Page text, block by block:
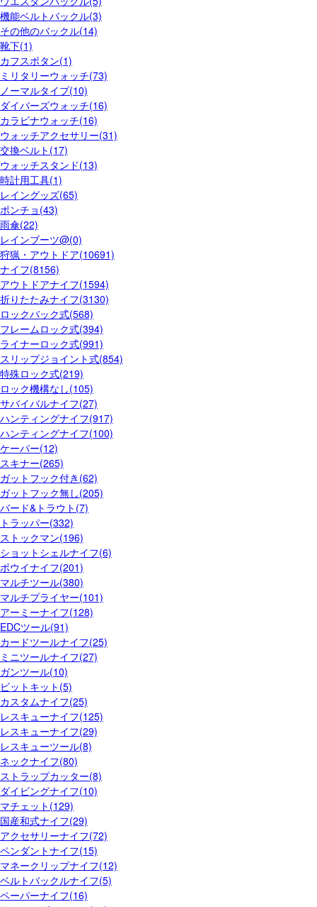
機能ベルトバックル(3)
その他のバックル(14)
靴下(1)
カフスボタン(1)
ミリタリーウォッチ(73)
ノーマルタイプ(10)
ダイバーズウォッチ(16)
カラビナウォッチ(16)
ウォッチアクセサリー(31)
交換ベルト(17)
ウォッチスタンド(13)
時計用工具(1)
レイングッズ(65)
ポンチョ(43)
雨傘(22)
レインブーツ@(0)
狩猟・アウトドア(10691)
ナイフ(8156)
アウトドアナイフ(1594)
折りたたみナイフ(3130)
ロックバック式(568)
フレームロック式(394)
ライナーロック式(991)
スリップジョイント式(854)
特殊ロック式(219)
ロック機構なし(105)
サバイバルナイフ(27)
ハンティングナイフ(917)
ハンティングナイフ(100)
ケーパー(12)
スキナー(265)
ガットフック付き(62)
ガットフック無し(205)
バード&トラウト(7)
トラッパー(332)
ストックマン(196)
ショットシェルナイフ(6)
ボウイナイフ(201)
マルチツール(380)
マルチプライヤー(101)
アーミーナイフ(128)
EDCツール(91)
カードツールナイフ(25)
ミニツールナイフ(27)
ガンツール(10)
ビットキット(5)
カスタムナイフ(25)
レスキューナイフ(125)
レスキューナイフ(29)
レスキューツール(8)
ネックナイフ(80)
ストラップカッター(8)
ダイビングナイフ(10)
マチェット(129)
国産和式ナイフ(29)
アクセサリーナイフ(72)
ペンダントナイフ(15)
マネークリップナイフ(12)
ベルトバックルナイフ(5)
ペーパーナイフ(16)